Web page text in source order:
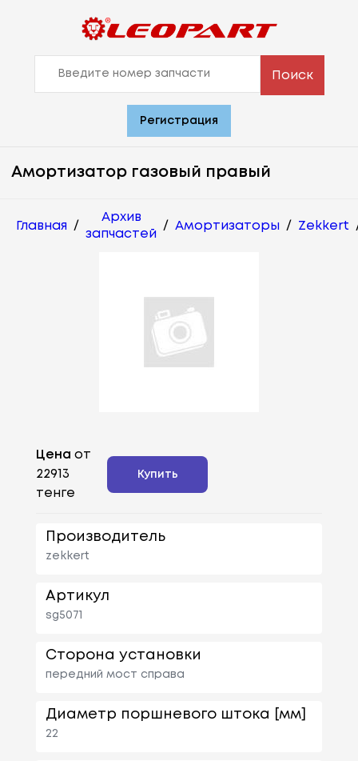
Поиск
Регистрация
Амортизатор газовый правый
Главная /
Архив
запчастей
/ Амортизаторы / Zekkert
Цена от
22913
тенге
Купить
Производитель
zekkert
Артикул
sg5071
Сторона установки
передний мост справа
Диаметр поршневого штока [мм]
22